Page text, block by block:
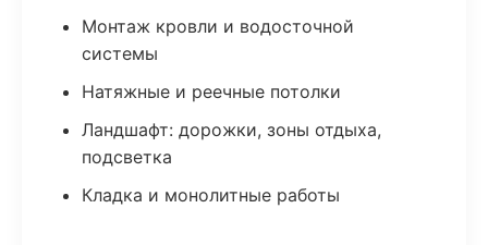
Монтаж кровли и водосточной
системы
Натяжные и реечные потолки
Ландшафт: дорожки, зоны отдыха,
подсветка
Кладка и монолитные работы